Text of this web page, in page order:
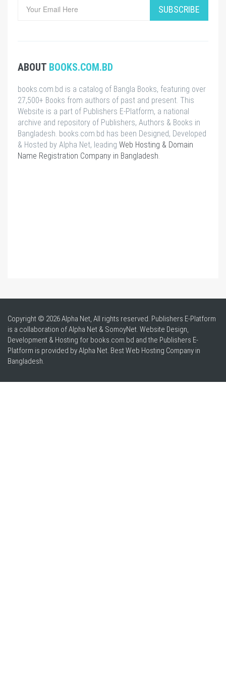
SUBSCRIBE
ABOUT BOOKS.COM.BD
books.com.bd is a catalog of Bangla Books, featuring over
27,500+ Books from authors of past and present. This
Website is a part of Publishers E-Platform, a national
archive and repository of Publishers, Authors & Books in
Bangladesh. books.com.bd has been Designed, Developed
& Hosted by Alpha Net, leading Web Hosting & Domain
Name Registration Company in Bangladesh.
Copyright © 2026 Alpha Net, All rights reserved. Publishers E-Platform
is a collaboration of Alpha Net & SomoyNet. Website Design,
Development & Hosting for books.com.bd and the Publishers E-
Platform is provided by Alpha Net. BestWeb Hosting Company in
Bangladesh.